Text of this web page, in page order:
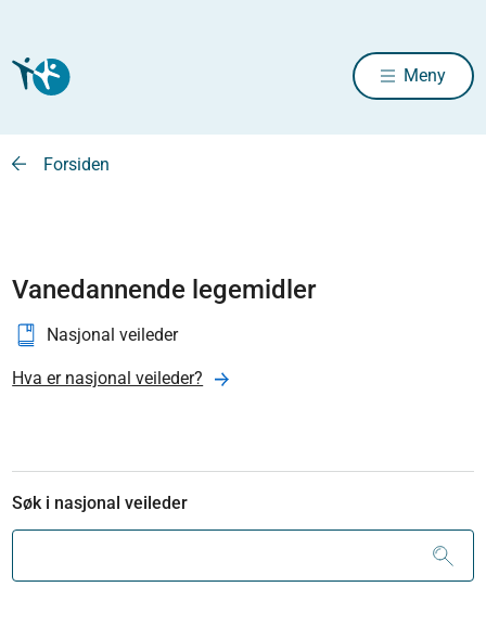
Meny
Forsiden
Vanedannende legemidler
Nasjonal veileder
Hva er nasjonal veileder?
Søk i nasjonal veileder